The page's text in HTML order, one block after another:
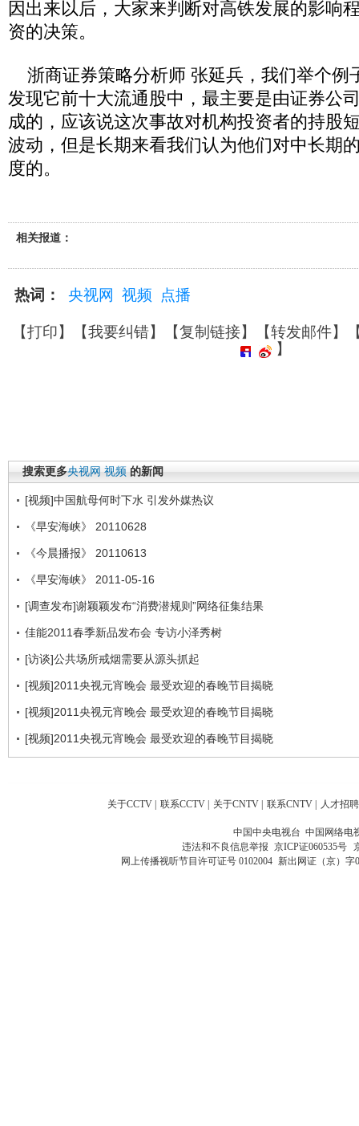
因出来以后，大家来判断对高铁发展的影响
资的决策。
浙商证券策略分析师 张延兵，我们举个例
发现它前十大流通股中，最主要是由证券公
成的，应该说这次事故对机构投资者的持股
波动，但是长期来看我们认为他们对中长期
度的。
相关报道：
热词： 央视网 视频 点播
【打印】【我要纠错】【复制链接】【转发邮件】
】
搜索更多央视网 视频 的新闻
[视频]中国航母何时下水 引发外媒热议
《早安海峡》 20110628
《今晨播报》 20110613
《早安海峡》 2011-05-16
[调查发布]谢颖颖发布“消费潜规则”网络征集结果
佳能2011春季新品发布会 专访小泽秀树
[访谈]公共场所戒烟需要从源头抓起
[视频]2011央视元宵晚会 最受欢迎的春晚节目揭晓
[视频]2011央视元宵晚会 最受欢迎的春晚节目揭晓
[视频]2011央视元宵晚会 最受欢迎的春晚节目揭晓
关于CCTV | 联系CCTV | 关于CNTV | 联系CNTV | 人才招聘
中国中央电视台 中国网络电
违法和不良信息举报 京ICP证060535号
网上传播视听节目许可证号 0102004 新出网证（京）